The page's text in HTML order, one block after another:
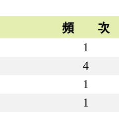
頻 次
1
4
1
1